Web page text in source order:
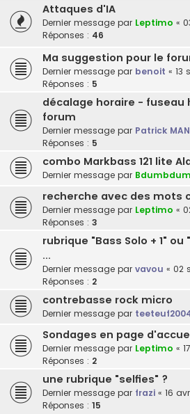
Attaques d'IA
Dernier message par Leptimo «
Réponses : 46
Ma suggestion pour le
Dernier message par benoit « 13
Réponses : 5
décalage horaire - fuseau
forum
Dernier message par Patrick
Réponses : 5
combo Markbass 121 lite
Dernier message par Bdumbdum
recherche avec des mots
Dernier message par Leptimo «
Réponses : 3
rubrique "Bass Solo + 1"
...
Dernier message par vavou « 02
Réponses : 2
contrebasse rock micro
Dernier message par
Sondages en page
Dernier message par Leptimo «
Réponses : 2
une rubrique "selfies" ?
Dernier message par frazi « 16
Réponses : 15